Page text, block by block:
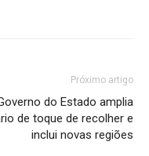
Próximo artigo
do Estado amplia
de toque de recolher e
inclui novas regiões